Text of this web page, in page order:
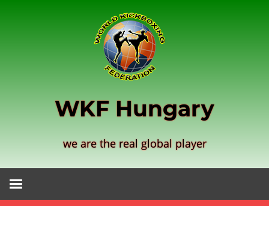
WKF Hungary
we are the real global player